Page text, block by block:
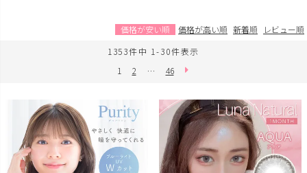
価格が安い順 価格が高い順 新着順
レビュー順
1353件中 1-30件表示
1
2 … 46